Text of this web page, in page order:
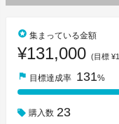
stars 集まっている金額
¥131,000 (目標
flag 目標達成率 131%
購入数 23